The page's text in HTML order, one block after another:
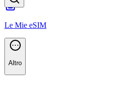
Le Mie eSIM
Altro